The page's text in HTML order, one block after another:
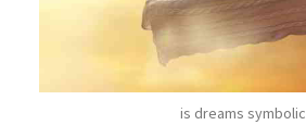
is dreams symbolic